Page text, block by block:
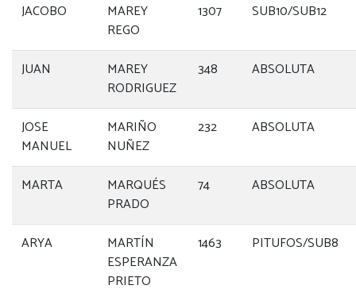
JACOBO
MAREY
REGO
1307 SUB10/SUB12
JUAN
MAREY
RODRIGUEZ
348 ABSOLUTA
JOSE
MANUEL
MARIÑO
NUÑEZ
232 ABSOLUTA
MARTA
MARQUÉS
PRADO
74 ABSOLUTA
ARYA
MARTÍN
ESPERANZA
PRIETO
1463 PITUFOS/SUB8